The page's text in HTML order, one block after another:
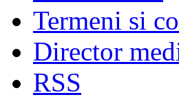
Termeni si
Director
RSS